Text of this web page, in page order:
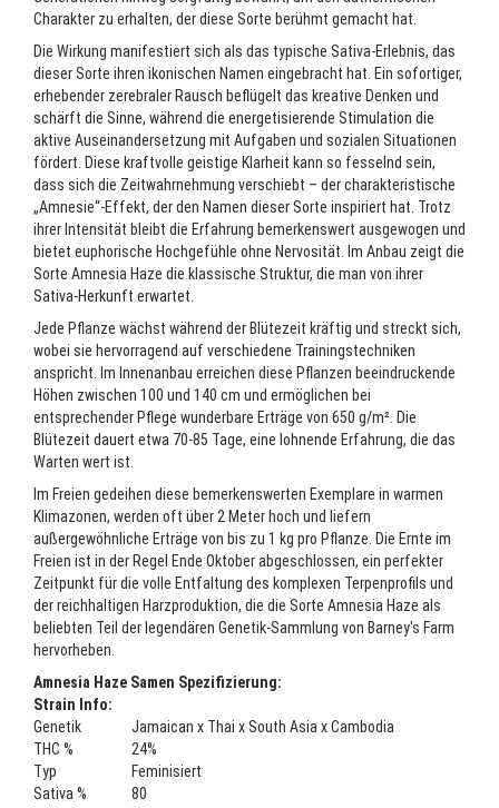
Charakter zu erhalten, der diese Sorte berühmt gemacht hat.
Die Wirkung manifestiert sich als das typische Sativa-Erlebnis, das
dieser Sorte ihren ikonischen Namen eingebracht hat. Ein sofortiger,
erhebender zerebraler Rausch beflügelt das kreative Denken und
schärft die Sinne, während die energetisierende Stimulation die
aktive Auseinandersetzung mit Aufgaben und sozialen Situationen
fördert. Diese kraftvolle geistige Klarheit kann so fesselnd sein,
dass sich die Zeitwahrnehmung verschiebt – der charakteristische
„Amnesie“-Effekt, der den Namen dieser Sorte inspiriert hat. Trotz
ihrer Intensität bleibt die Erfahrung bemerkenswert ausgewogen und
bietet euphorische Hochgefühle ohne Nervosität. Im Anbau zeigt die
Sorte Amnesia Haze die klassische Struktur, die man von ihrer
Sativa-Herkunft erwartet.
Jede Pflanze wächst während der Blütezeit kräftig und streckt sich,
wobei sie hervorragend auf verschiedene Trainingstechniken
anspricht. Im Innenanbau erreichen diese Pflanzen beeindruckende
Höhen zwischen 100 und 140 cm und ermöglichen bei
entsprechender Pflege wunderbare Erträge von 650 g/m². Die
Blütezeit dauert etwa 70-85 Tage, eine lohnende Erfahrung, die das
Warten wert ist.
Im Freien gedeihen diese bemerkenswerten Exemplare in warmen
Klimazonen, werden oft über 2 Meter hoch und liefern
außergewöhnliche Erträge von bis zu 1 kg pro Pflanze. Die Ernte im
Freien ist in der Regel Ende Oktober abgeschlossen, ein perfekter
Zeitpunkt für die volle Entfaltung des komplexen Terpenprofils und
der reichhaltigen Harzproduktion, die die Sorte Amnesia Haze als
beliebten Teil der legendären Genetik-Sammlung von Barney's Farm
hervorheben.
Amnesia Haze Samen Spezifizierung:
Strain Info:
Genetik
Jamaican x Thai x South Asia x Cambodia
THC %
24%
Typ
Feminisiert
Sativa %
80